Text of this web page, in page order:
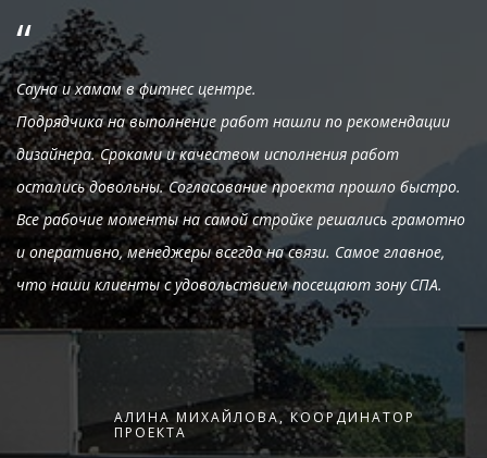
“
Сауна и хамам в фитнес центре.
Подрядчика на выполнение работ нашли по рекомендации
дизайнера. Сроками и качеством исполнения работ
остались довольны. Согласование проекта прошло быстро.
Все рабочие моменты на самой стройке решались грамотно
и оперативно, менеджеры всегда на связи. Самое главное,
что наши клиенты с удовольствием посещают зону СПА.
АЛИНА МИХАЙЛОВА, КООРДИНАТОР
ПРОЕКТА